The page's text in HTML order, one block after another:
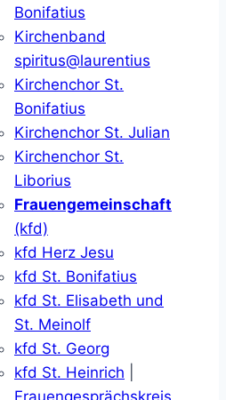
Bonifatius
Kirchenband
spiritus@laurentius
Kirchenchor St.
Bonifatius
Kirchenchor St. Julian
Kirchenchor St.
Liborius
Frauengemeinschaft
(kfd)
kfd Herz Jesu
kfd St. Bonifatius
kfd St. Elisabeth und
St. Meinolf
kfd St. Georg
kfd St. Heinrich
Frauengesprächskreis